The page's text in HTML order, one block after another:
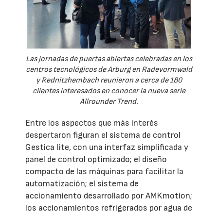
Las jornadas de puertas abiertas celebradas en los
centros tecnológicos de Arburg en Radevormwald
y Rednitzhembach reunieron a cerca de 180
clientes interesados en conocer la nueva serie
Allrounder Trend.
Entre los aspectos que más interés
despertaron figuran el sistema de control
Gestica lite, con una interfaz simplificada y
panel de control optimizado; el diseño
compacto de las máquinas para facilitar la
automatización; el sistema de
accionamiento desarrollado por AMKmotion;
los accionamientos refrigerados por agua de